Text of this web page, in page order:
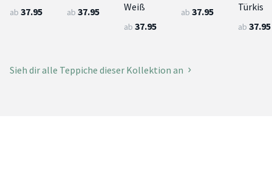
ab 37.95 ab 37.95
Weiß
ab 37.95
ab 37.95
Türkis
ab 37.95
Sieh dir alle Teppiche dieser Kollektion an